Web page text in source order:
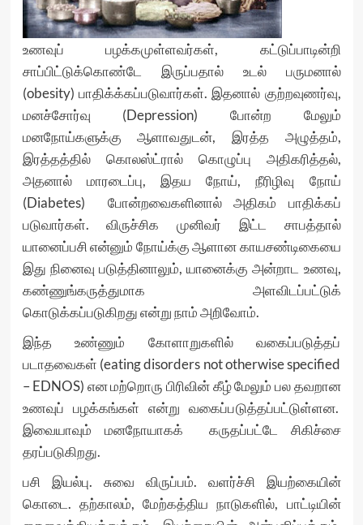
உணவுப் பழக்கமுள்ளவர்கள், கட்டுப்பாடின்றி
சாப்பிட்டுக்கொண்டே இருப்பதால் உடல் பருமனால்
(obesity) பாதிக்க்கப்படுவார்கள். இதனால் குற்றவுணர்வு,
மனச்சோர்வு (Depression) போன்ற மேலும்
மனநோய்களுக்கு ஆளாவதுடன், இரத்த அழுத்தம்,
இரத்தத்தில் கொலஸ்ட்ரால் கொழுப்பு அதிகரித்தல்,
அதனால் மாரடைப்பு, இதய நோய், நீரிழிவு நோய்
(Diabetes) போன்றவைகளினால் அதிகம் பாதிக்கப்
படுவார்கள். விருச்சிக முனிவர் இட்ட சாபத்தால்
யானைப்பசி என்னும் நோய்க்கு ஆளான காயசண்டிகையை
இது நினைவு படுத்தினாலும், யானைக்கு அன்றாட உணவு,
கண்ணுங்கருத்துமாக அளவிடப்பட்டுக்
கொடுக்கப்படுகிறது என்று நாம் அறிவோம்.
இந்த உண்ணும் கோளாறுகளில் வகைப்படுத்தப்
படாதவைகள் (eating disorders not otherwise specified
– EDNOS) என மற்றொரு பிரிவின் கீழ் மேலும் பல தவறான
உணவுப் பழக்கங்கள் என்று வகைப்படுத்தப்பட்டுள்ளன.
இவையாவும் மனநோயாகக் கருதப்பட்டே சிகிச்சை
தரப்படுகிறது.
பசி இயல்பு. சுவை விருப்பம். வளர்ச்சி இயற்கையின்
கொடை. தற்காலம், மேற்கத்திய நாடுகளில், பாட்டியின்